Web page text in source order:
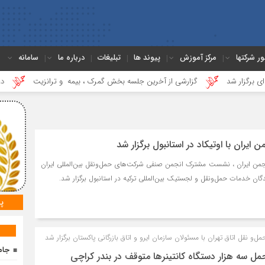
شرکتها مرکز آموزش پیوند ها تبلیغات درباره ما سامانه
گزارشی از آخرین جلسه بخش گمرک ، بیمه و ترانزیت درس‌هایی
با اوتیکاد در استانبول برگزار شد
ایران ، نشست مشترک انجمن صنفی شرکت‌های حمل‌ونقل بین‌المللی ایران
خدمات حمل‌ونقل و لجستیک بین‌المللی ترکیه در استانبول برگزار شد.
اتاق تهران با مسئولان سازمان ایرو و اتاق بازرگانی پاکستان برگزار شد
سه هزار دستگاه کانتینرها متوقف در بندر کراچی